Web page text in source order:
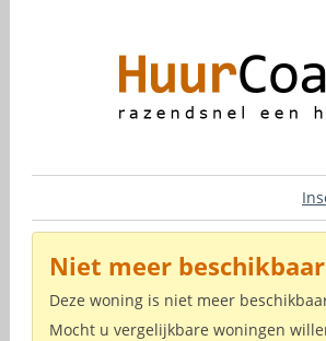
Niet meer beschikbaar
Deze woning is niet meer
Mocht u vergelijkbare woningen